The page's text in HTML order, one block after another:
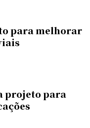
para melhorar
projeto para